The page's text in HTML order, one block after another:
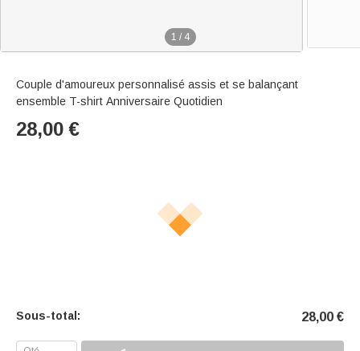
1 / 4
Couple d'amoureux personnalisé assis et se balançant
ensemble T-shirt Anniversaire Quotidien
28,00 €
Sous-total: 28,00 €